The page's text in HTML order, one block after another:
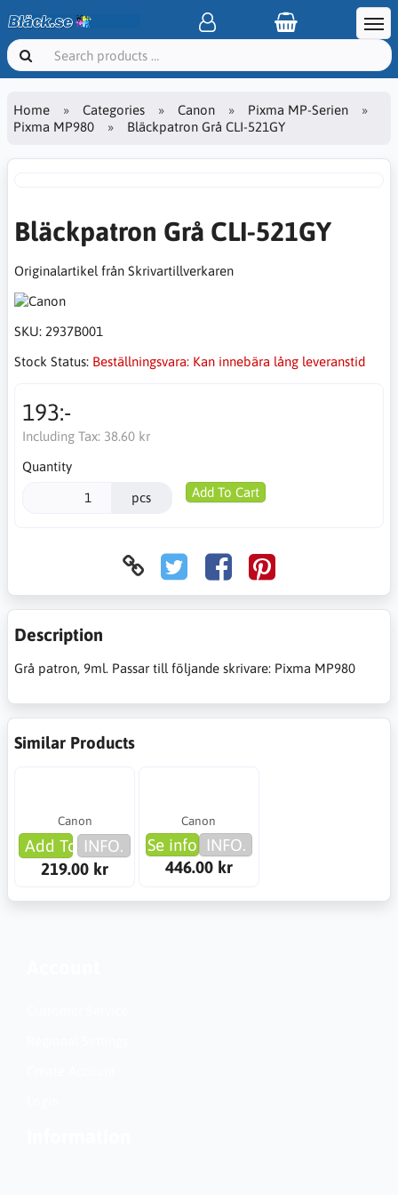
Home Categories Canon
Pixma MP-Serien
Pixma MP980
Bläckpatron Grå CLI-521GY
Bläckpatron Grå CLI-521GY
Originalartikel från Skrivartillverkaren
SKU: 2937B001
Stock Status: Beställningsvara: Kan innebära lång leveranstid
193:-
Including Tax: 38.60 kr
Quantity
pcs Add To Cart
Description
Grå patron, 9ml. Passar till följande skrivare: Pixma MP980
Similar Products
Canon
Add To Cart
INFO.
219.00 kr
Canon
Se info INFO.
446.00 kr